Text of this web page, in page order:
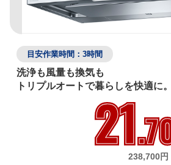
目安作業時間：3時間
洗浄も風量も換気も
トリプルオートで暮らしを快適に。
21238,700円